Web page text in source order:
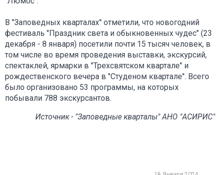
В "Заповедных кварталах" отметили, что новогодний
фестиваль "Праздник света и обыкновенных чудес" (23
декабря - 8 января) посетили почти 15 тысяч человек, в
том числе во время проведения выставки, экскурсий,
спектаклей, ярмарки в "Трехсвятском квартале" и
рождественского вечера в "Студеном квартале". Всего
было организовано 53 программы, на которых
побывали 788 экскурсантов.
Источник - "Заповедные кварталы" АНО "АСИРИС"